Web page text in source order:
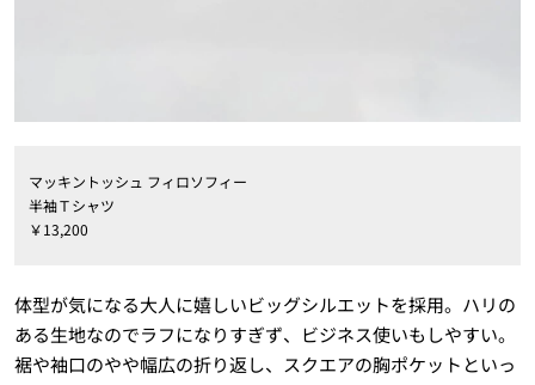
マッキントッシュ フィロソフィー
半袖Ｔシャツ
￥13,200
体型が気になる大人に嬉しいビッグシルエットを採用。ハリの
ある生地なのでラフになりすぎず、ビジネス使いもしやすい。
裾や袖口のやや幅広の折り返し、スクエアの胸ポケットといっ